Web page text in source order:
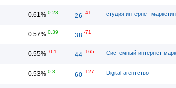
0.61% 0.23 26 -41 студия интернет-
0.57% 0.39 38 -71
0.55% -0.1 44 -165 Системный интернет-
0.53% 0.3 60 -127 Digital-агентство